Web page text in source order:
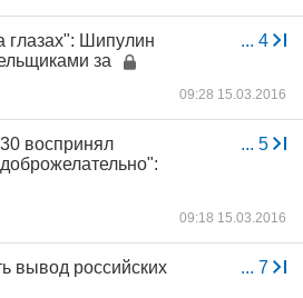
... 4
глазах": Шипулин
за
09:28 15.03.2016
... 5
воспринял
09:18 15.03.2016
... 7
вывод российских